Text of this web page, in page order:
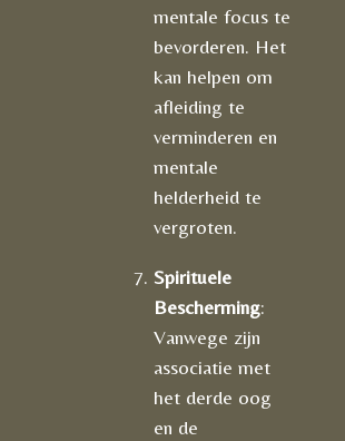
mentale focus te
bevorderen. Het
kan helpen om
afleiding te
verminderen en
mentale
helderheid te
vergroten.
Spirituele
Bescherming:
Vanwege zijn
associatie met
het derde oog
en de